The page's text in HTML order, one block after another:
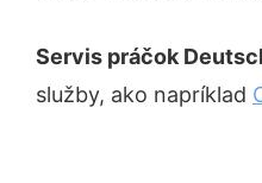
Servis práčok
služby, ako napríklad